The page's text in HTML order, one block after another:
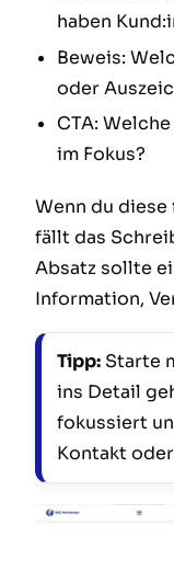
haben
Beweis:
oder
CTA:
im Fokus?
Wenn du diese
fällt das
Absatz sollte
Information,
Tipp: Starte
ins Detail
fokussiert
Kontakt oder